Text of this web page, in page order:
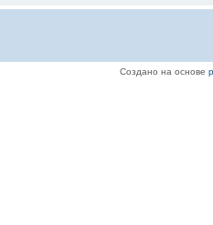
Создано на основе